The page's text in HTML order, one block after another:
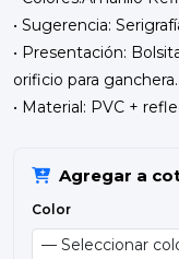
• Sugerencia:
• Presentación:
orificio para ganchera.
• Material: PVC +
Agregar a
Color